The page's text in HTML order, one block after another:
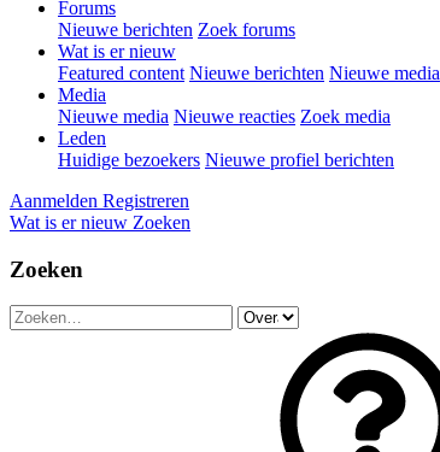
Forums
Nieuwe berichten Zoek forums
Wat is er nieuw
Featured content Nieuwe berichten Nieuwe media
Media
Nieuwe media Nieuwe reacties Zoek media
Leden
Huidige bezoekers Nieuwe profiel berichten
Aanmelden Registreren
Wat is er nieuw Zoeken
Zoeken